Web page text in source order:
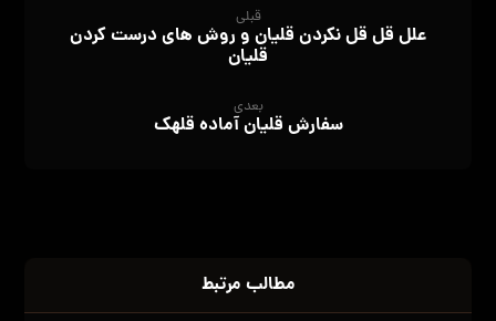
قبلی
علل قل قل نکردن قلیان و روش های درست کردن
قلیان
بعدی
سفارش قلیان آماده قلهک
مطالب مرتبط